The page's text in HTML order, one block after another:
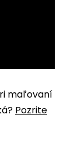
maľovaní
Pozrite